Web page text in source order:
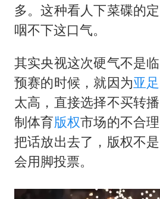
多。这种看人下菜碟的
咽不下这口气。
其实央视这次硬气不是
预赛的时候，就因为亚
太高，直接选择不买转
制体育版权市场的不合
把话放出去了，版权不
会用脚投票。